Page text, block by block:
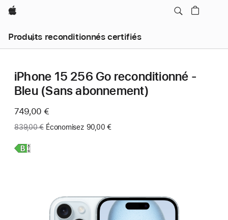
Apple
Produits reconditionnés certifiés
iPhone 15 256 Go reconditionné -
Bleu (Sans abonnement)
Maintenant
749,00 €
Ancien
:
839,00 € Économisez 90,00 €
En